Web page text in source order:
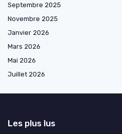
Septembre 2025
Novembre 2025
Janvier 2026
Mars 2026
Mai 2026
Juillet 2026
Les plus lus